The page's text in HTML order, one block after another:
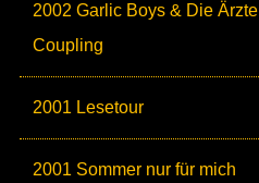
2002 Garlic Boys & Die Ärzte
Coupling
2001 Lesetour
2001 Sommer nur für mich